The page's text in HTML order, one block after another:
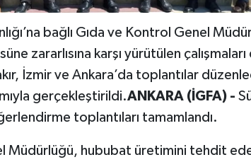
bağlı Gıda ve Kontrol Genel
zararlısına karşı yürütülen
İzmir ve Ankara’da toplantılar
gerçekleştirildi.ANKARA (İGFA) -
toplantıları tamamlandı.
Müdürlüğü, hububat üretimini tehdit